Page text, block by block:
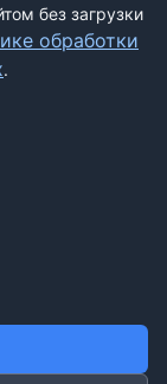
ДАННЫХ
без загрузки
обработки
.